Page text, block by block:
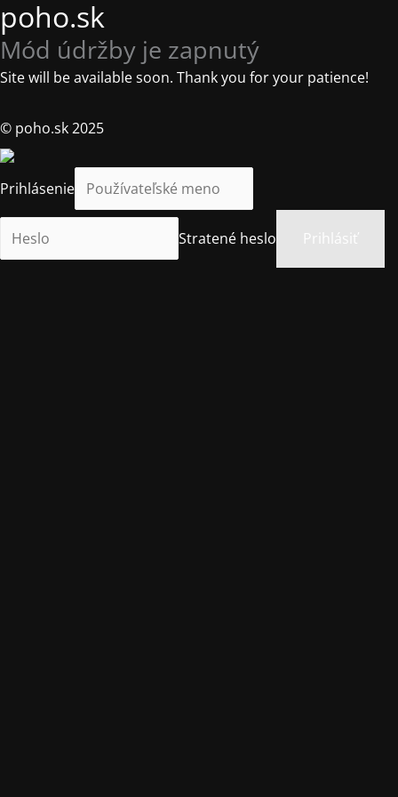
poho.sk
Mód údržby je zapnutý
Site will be available soon. Thank you for your patience!
© poho.sk 2025
Prihlásenie
Stratené heslo